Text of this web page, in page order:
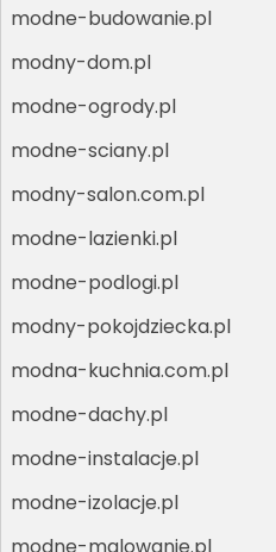
modne-budowanie.pl
modny-dom.pl
modne-ogrody.pl
modne-sciany.pl
modny-salon.com.pl
modne-lazienki.pl
modne-podlogi.pl
modny-pokojdziecka.pl
modna-kuchnia.com.pl
modne-dachy.pl
modne-instalacje.pl
modne-izolacje.pl
modne-malowanie.pl